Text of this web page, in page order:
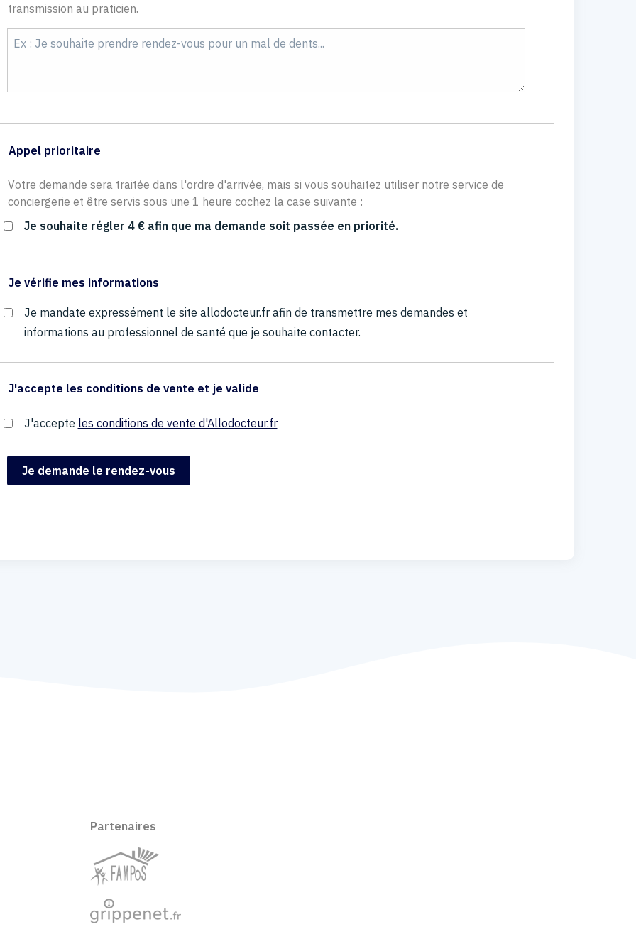
transmission au praticien.
Appel prioritaire
Votre demande sera traitée dans l'ordre d'arrivée, mais si vous souhaitez utiliser notre service de
conciergerie et être servis sous une 1 heure cochez la case suivante :
Je souhaite régler 4 € afin que ma demande soit passée en priorité.
Je vérifie mes informations
Je mandate expressément le site allodocteur.fr afin de transmettre mes demandes et
informations au professionnel de santé que je souhaite contacter.
J'accepte les conditions de vente et je valide
J'accepte les conditions de vente d'Allodocteur.fr
Partenaires